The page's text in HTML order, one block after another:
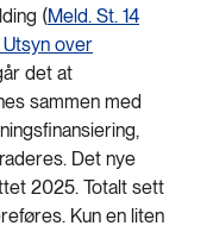
(Meld. St. 14
over
det at
sammen med
Det nye
2025. Totalt sett
Kun en liten